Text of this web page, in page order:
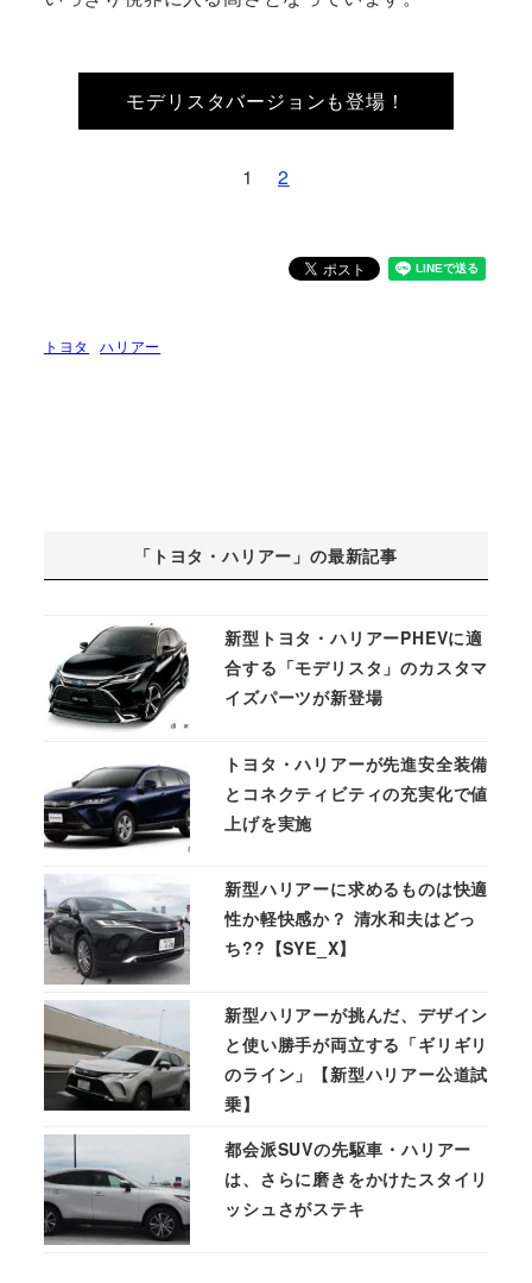
モデリスタバージョンも登場！
1 2
トヨタ ハリアー
「トヨタ・ハリアー」の最新記事
新型トヨタ・ハリアーPHEVに適
合する「モデリスタ」のカスタマ
イズパーツが新登場
トヨタ・ハリアーが先進安全装備
とコネクティビティの充実化で値
上げを実施
新型ハリアーに求めるものは快適
性か軽快感か？ 清水和夫はどっ
ち??【SYE_X】
新型ハリアーが挑んだ、デザイン
と使い勝手が両立する「ギリギリ
のライン」【新型ハリアー公道試
乗】
都会派SUVの先駆車・ハリアー
は、さらに磨きをかけたスタイリ
ッシュさがステキ